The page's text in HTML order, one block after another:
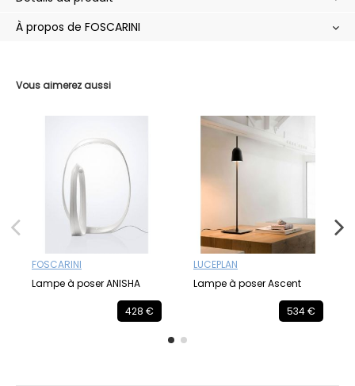
Vous aimerez aussi
FOSCARINI
Lampe à poser ANISHA
428 €
LUCEPLAN
Lampe à poser Ascent
534 €
À propos de FOSCARINI